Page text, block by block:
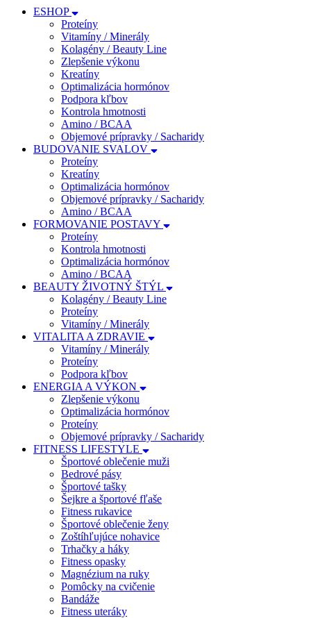
ESHOP
Proteíny
Vitamíny / Minerály
Kolagény / Beauty Line
Zlepšenie výkonu
Kreatíny
Optimalizácia hormónov
Podpora kľbov
Kontrola hmotnosti
Amino / BCAA
Objemové prípravky / Sacharidy
BUDOVANIE SVALOV
Proteíny
Kreatíny
Optimalizácia hormónov
Objemové prípravky / Sacharidy
Amino / BCAA
FORMOVANIE POSTAVY
Proteíny
Kontrola hmotnosti
Optimalizácia hormónov
Amino / BCAA
BEAUTY ŽIVOTNÝ ŠTÝL
Kolagény / Beauty Line
Proteíny
Vitamíny / Minerály
VITALITA A ZDRAVIE
Vitamíny / Minerály
Proteíny
Podpora kľbov
ENERGIA A VÝKON
Zlepšenie výkonu
Optimalizácia hormónov
Proteíny
Objemové prípravky / Sacharidy
FITNESS LIFESTYLE
Športové oblečenie muži
Bedrové pásy
Športové tašky
Šejkre a športové fľaše
Fitness rukavice
Športové oblečenie ženy
Zoštíhľujúce nohavice
Trhačky a háky
Fitness opasky
Magnézium na ruky
Pomôcky na cvičenie
Bandáže
Fitness uteráky